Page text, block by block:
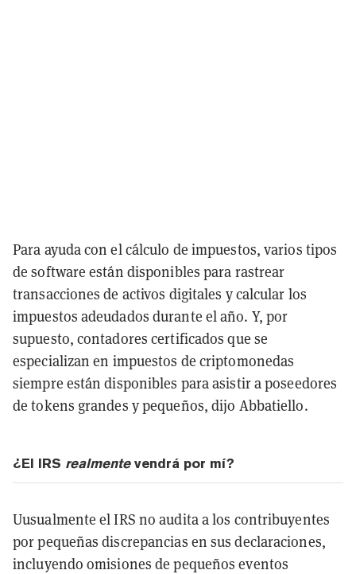
Para ayuda con el cálculo de impuestos, varios tipos
de software están disponibles para rastrear
transacciones de activos digitales y calcular los
impuestos adeudados durante el año. Y, por
supuesto, contadores certificados que se
especializan en impuestos de criptomonedas
siempre están disponibles para asistir a poseedores
de tokens grandes y pequeños, dijo Abbatiello.
¿El IRS realmentevendrá por mí?
Uusualmente el IRS no audita a los contribuyentes
por pequeñas discrepancias en sus declaraciones,
incluyendo omisiones de pequeños eventos